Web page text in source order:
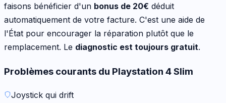
faisons bénéficier d'un bonus de 20€ déduit
automatiquement de votre facture. C'est une aide de
l'État pour encourager la réparation plutôt que le
remplacement. Le diagnostic est toujours gratuit.
Problèmes courants du Playstation 4 Slim
Joystick qui drift